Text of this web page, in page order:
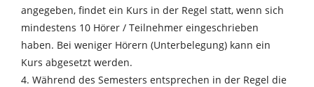
angegeben, findet ein Kurs in der Regel statt, wenn sich
mindestens 10 Hörer / Teilnehmer eingeschrieben
haben. Bei weniger Hörern (Unterbelegung) kann ein
Kurs abgesetzt werden.
4. Während des Semesters entsprechen in der Regel die